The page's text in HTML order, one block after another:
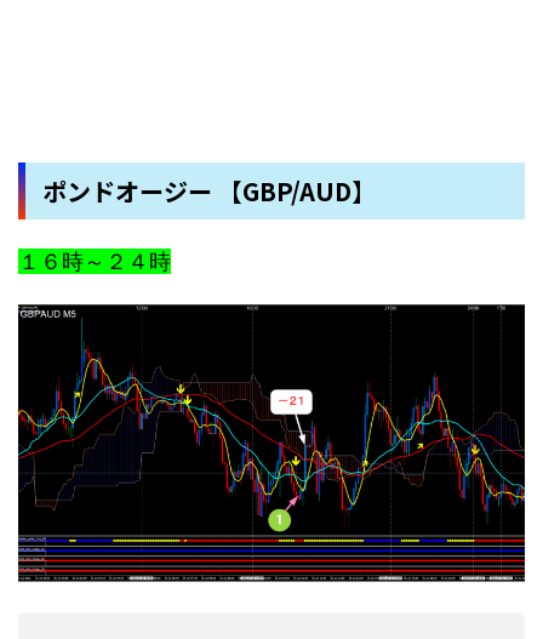
ポンドオージー 【GBP/AUD】
１６時～２４時